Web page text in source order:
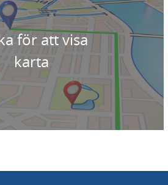
för att visa
karta